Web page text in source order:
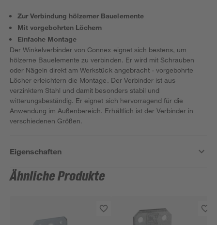
Zur Verbindung hölzerner Bauelemente
Mit vorgebohrten Löchern
Einfache Montage
Der Winkelverbinder von Connex eignet sich bestens, um
hölzerne Bauelemente zu verbinden. Er wird mit Schrauben
oder Nägeln direkt am Werkstück angebracht - vorgebohrte
Löcher erleichtern die Montage. Der Verbinder ist aus
verzinktem Stahl und damit besonders stabil und
witterungsbeständig. Er eignet sich hervorragend für die
Anwendung im Außenbereich. Erhältlich ist der Verbinder in
verschiedenen Größen.
Eigenschaften
Ähnliche Produkte